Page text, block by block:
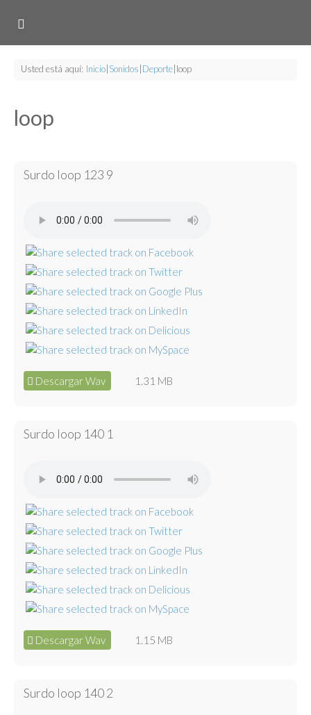
Usted está aquí: Inicio Sonidos Deporte loop
loop
Surdo loop 123 9
Descargar Wav 1.31 MB
Surdo loop 140 1
Descargar Wav 1.15 MB
Surdo loop 140 2